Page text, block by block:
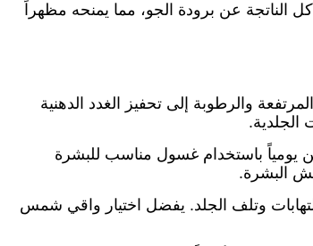
عن برودة الجو، مما يمنحه مظهراً
والرطوبة إلى تحفيز الغدد الدهنية
الجلدية.
يومياً باستخدام غسول مناسب للبشرة
البشرة.
وتلف الجلد. يفضل اختيار واقي شمس